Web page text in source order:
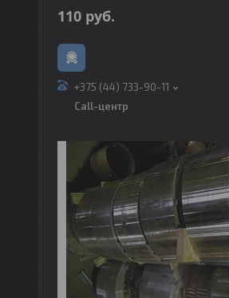
110 руб.
+375 (44) 733-90-11
Call-центр